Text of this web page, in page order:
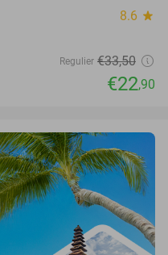
8.6 star
Regulier €33,50
€22,90